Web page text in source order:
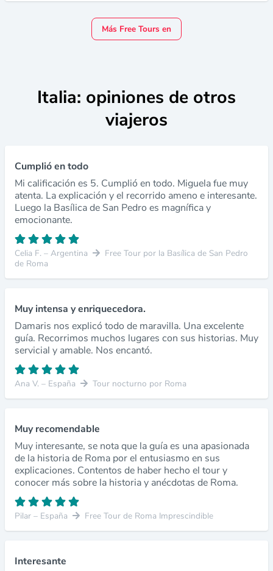
Más Free Tours en
Italia: opiniones de otros
viajeros
Cumplió en todo
Mi calificación es 5. Cumplió en todo. Miguela fue muy
atenta. La explicación y el recorrido ameno e interesante.
Luego la Basílica de San Pedro es magnífica y
emocionante.
Celia F. – Argentina
Free Tour por la Basílica de San Pedro
de Roma
Muy intensa y enriquecedora.
Damaris nos explicó todo de maravilla. Una excelente
guía. Recorrimos muchos lugares con sus historias. Muy
servicial y amable. Nos encantó.
Ana V. – España Tour nocturno por Roma
Muy recomendable
Muy interesante, se nota que la guía es una apasionada
de la historia de Roma por el entusiasmo en sus
explicaciones. Contentos de haber hecho el tour y
conocer más sobre la historia y anécdotas de Roma.
Pilar – España Free Tour de Roma Imprescindible
Interesante